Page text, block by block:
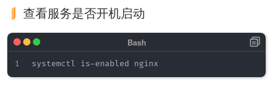
查看服务是否开机启动